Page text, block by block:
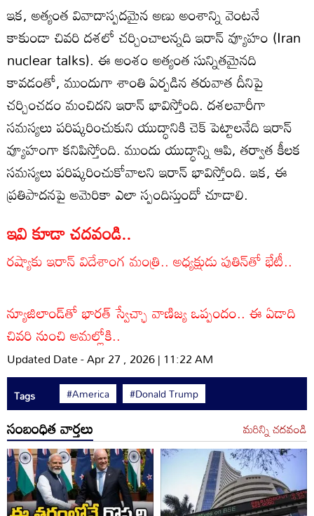
ఇక, అత్యంత వివాదాస్పదమైన అణు అంశాన్ని వెంటనే
కాకుండా చివరి దశలో చర్చించాలన్నది ఇరాన్ వ్యూహం (Iran
nuclear talks). ఈ అంశం అత్యంత సున్నితమైనది
కావడంతో, ముందుగా శాంతి ఏర్పడిన తరువాత దీనిపై
చర్చించడం మంచిదని ఇరాన్ భావిస్తోంది. దశలవారీగా
సమస్యలు పరిష్కరించుకుని యుద్ధానికి చెక్ పెట్టాలనేది ఇరాన్
వ్యూహంగా కనిపిస్తోంది. ముందు యుద్ధాన్ని ఆపి, తర్వాత కీలక
సమస్యలు పరిష్కరించుకోవాలని ఇరాన్ భావిస్తోంది. ఇక, ఈ
ప్రతిపాదనపై అమెరికా ఎలా స్పందిస్తుందో చూడాలి.
ఇవి కూడా చదవండి..
రష్యాకు ఇరాన్ విదేశాంగ మంత్రి.. అధ్యక్షుడు పుతిన్‌తో భేటీ..
న్యూజిలాండ్‌తో భారత్ స్వేచ్ఛా వాణిజ్య ఒప్పందం.. ఈ ఏడాది
చివరి నుంచి అమల్లోకి..
Updated Date - Apr 27 , 2026 | 11:22 AM
Tags #America #Donald Trump
సంబంధిత వార్తలు మరిన్ని చదవండి